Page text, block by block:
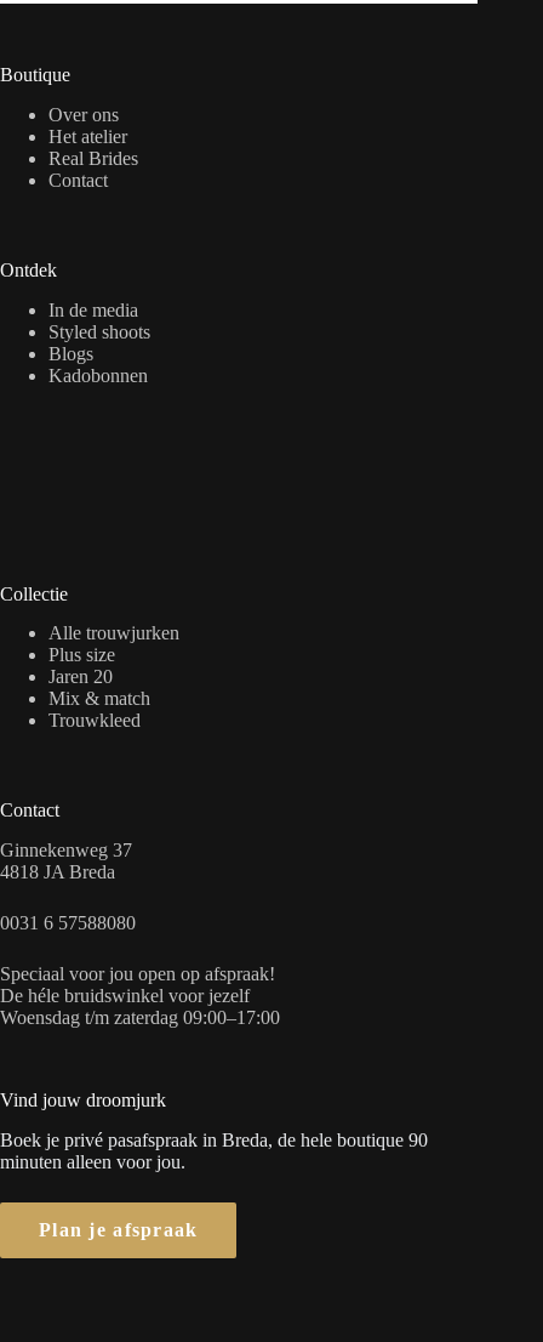
Boutique
Over ons
Het atelier
Real Brides
Contact
Ontdek
In de media
Styled shoots
Blogs
Kadobonnen
Collectie
Alle trouwjurken
Plus size
Jaren 20
Mix & match
Trouwkleed
Contact
Ginnekenweg 37
4818 JA Breda
0031 6 57588080
Speciaal voor jou open op afspraak!
De héle bruidswinkel voor jezelf
Woensdag t/m zaterdag 09:00–17:00
Vind jouw droomjurk
Boek je privé pasafspraak in Breda, de hele boutique 90
minuten alleen voor jou.
Plan je afspraak